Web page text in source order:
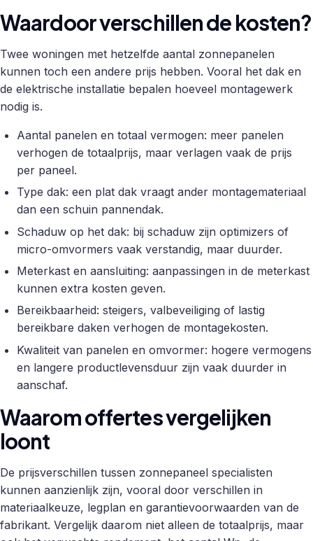
Waardoor verschillen de kosten?
Twee woningen met hetzelfde aantal zonnepanelen
kunnen toch een andere prijs hebben. Vooral het dak en
de elektrische installatie bepalen hoeveel montagewerk
nodig is.
Aantal panelen en totaal vermogen: meer panelen
verhogen de totaalprijs, maar verlagen vaak de prijs
per paneel.
Type dak: een plat dak vraagt ander montagemateriaal
dan een schuin pannendak.
Schaduw op het dak: bij schaduw zijn optimizers of
micro-omvormers vaak verstandig, maar duurder.
Meterkast en aansluiting: aanpassingen in de meterkast
kunnen extra kosten geven.
Bereikbaarheid: steigers, valbeveiliging of lastig
bereikbare daken verhogen de montagekosten.
Kwaliteit van panelen en omvormer: hogere vermogens
en langere productlevensduur zijn vaak duurder in
aanschaf.
Waarom offertes vergelijken
loont
De prijsverschillen tussen zonnepaneel specialisten
kunnen aanzienlijk zijn, vooral door verschillen in
materiaalkeuze, legplan en garantievoorwaarden van de
fabrikant. Vergelijk daarom niet alleen de totaalprijs, maar